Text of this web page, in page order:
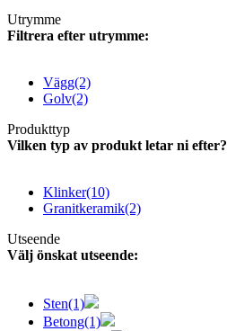
Utrymme
Filtrera efter utrymme:
Vägg(2)
Golv(2)
Produkttyp
Vilken typ av produkt letar ni efter?
Klinker(10)
Granitkeramik(2)
Utseende
Välj önskat utseende:
Sten(1)
Betong(1)